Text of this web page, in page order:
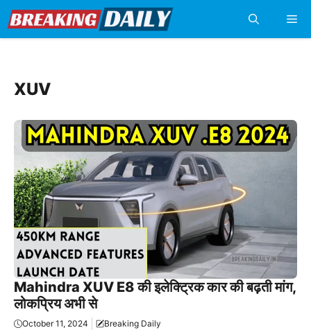
content
XUV
Mahindra XUV E8 की इलेक्ट्रिक कार की बढ़ती मांग,
लोकप्रिय अभी से
October 11, 2024 Breaking Daily